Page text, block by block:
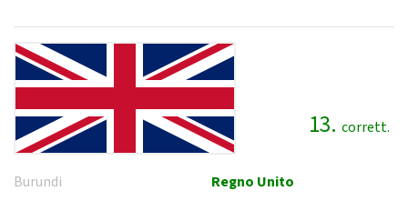
13. corrett.
Burundi
Regno Unito